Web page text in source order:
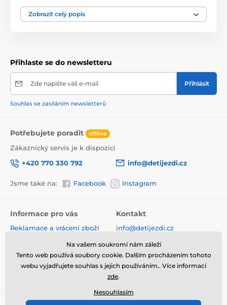
je nastavitelná a obalená pěnou. Uvnitř
kočárku je korbička sloužící k snadnému
sportovní verzi proti vypadnutí zabezpečena
z hluboké na sportovní verzi. Set dále
polštářkem, tašku na přenos postýlky,
Rozměry kočárku:
Výška sportovní verze 72 cm
Průměr kol 15 a 18 cm
Šířka sedáku 26 cm
Délka sedáku 54 cm
Rozestup osy 37 cm
Výška 13 cm
Zobrazit celý popis
Přihlaste se do newsletteru
Zde napište váš e-mail Přihlásit
Souhlas se zasíláním newsletterů
Potřebujete poradit offline
Zákaznický servis je k dispozici
+420 770 330 792
info@detijezdi.cz
Jsme také na: Facebook Instagram
Informace pro vás
Reklamace a vrácení zboží
Obchodní podmínky
Ochrana osobních údajů
Hodnocení obchodu
Kontakt
info@detijezdi.cz
770 330 792 (Po-Pá 10-16 hod)
Instagram detijezdi.cz/
Na vašem soukromí nám záleží
Tento web používá soubory cookie. Dalším procházením tohoto
webu vyjadřujete souhlas s jejich používáním.. Více informací
zde.
Nesouhlasím